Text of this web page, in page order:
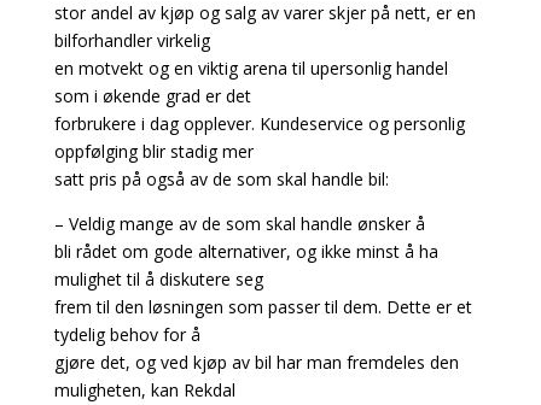
stor andel av kjøp og salg av varer skjer på nett, er en
bilforhandler virkelig
en motvekt og en viktig arena til upersonlig handel
som i økende grad er det
forbrukere i dag opplever. Kundeservice og personlig
oppfølging blir stadig mer
satt pris på også av de som skal handle bil:
– Veldig mange av de som skal handle ønsker å
bli rådet om gode alternativer, og ikke minst å ha
mulighet til å diskutere seg
frem til den løsningen som passer til dem. Dette er et
tydelig behov for å
gjøre det, og ved kjøp av bil har man fremdeles den
muligheten, kan Rekdal